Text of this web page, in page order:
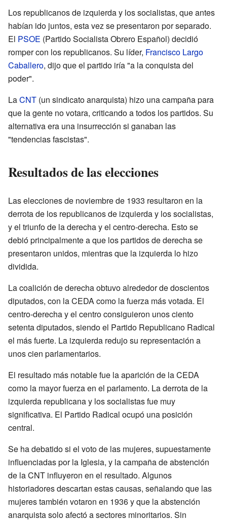
Los republicanos de izquierda y los socialistas, que antes
habían ido juntos, esta vez se presentaron por separado.
El PSOE (Partido Socialista Obrero Español) decidió
romper con los republicanos. Su líder, Francisco Largo
Caballero, dijo que el partido iría "a la conquista del
poder".
LaCNT (un sindicato anarquista) hizo una campaña para
que la gente no votara, criticando a todos los partidos. Su
alternativa era una insurrección si ganaban las
"tendencias fascistas".
Resultados de las elecciones
Las elecciones de noviembre de 1933 resultaron en la
derrota de los republicanos de izquierda y los socialistas,
y el triunfo de la derecha y el centro-derecha. Esto se
debió principalmente a que los partidos de derecha se
presentaron unidos, mientras que la izquierda lo hizo
dividida.
La coalición de derecha obtuvo alrededor de doscientos
diputados, con la CEDA como la fuerza más votada. El
centro-derecha y el centro consiguieron unos ciento
setenta diputados, siendo el Partido Republicano Radical
el más fuerte. La izquierda redujo su representación a
unos cien parlamentarios.
El resultado más notable fue la aparición de la CEDA
como la mayor fuerza en el parlamento. La derrota de la
izquierda republicana y los socialistas fue muy
significativa. El Partido Radical ocupó una posición
central.
Se ha debatido si el voto de las mujeres, supuestamente
influenciadas por la Iglesia, y la campaña de abstención
de la CNT influyeron en el resultado. Algunos
historiadores descartan estas causas, señalando que las
mujeres también votaron en 1936 y que la abstención
anarquista solo afectó a sectores minoritarios. Sin